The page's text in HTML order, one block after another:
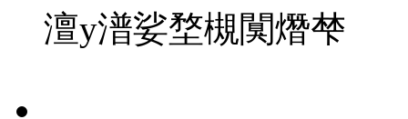
澶у潽娑堥槻闃熸梺